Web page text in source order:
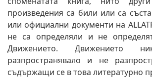
произведения са били или са
или официални документи на
не са определяли и не
Движението. Движението
разпространявало и не
съдържащи се в това литературно